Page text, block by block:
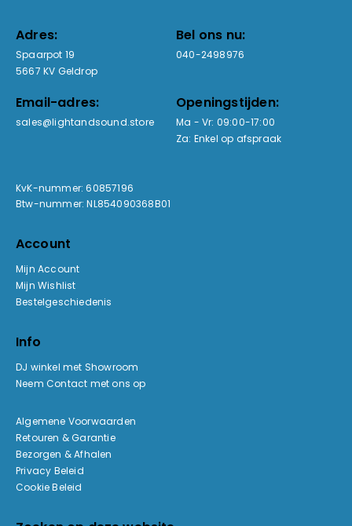
Adres:
Spaarpot 19
5667 KV Geldrop
Bel ons nu:
040-2498976
Email-adres:
sales@lightandsound.store
Openingstijden:
Ma - Vr: 09:00-17:00
Za: Enkel op afspraak
KvK-nummer: 60857196
Btw-nummer: NL854090368B01
Account
Mijn Account
Mijn Wishlist
Bestelgeschiedenis
Info
DJ winkel met Showroom
Neem Contact met ons op
Algemene Voorwaarden
Retouren & Garantie
Bezorgen & Afhalen
Privacy Beleid
Cookie Beleid